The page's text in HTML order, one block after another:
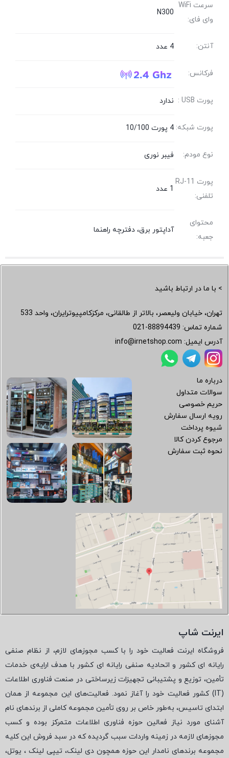
سرعت WiFi
وای فای:
N300
آنتن: 4 عدد
فرکانس:
پورت USB : ندارد
پورت شبکه: 4 پورت 10/100
نوع مودم: فیبر نوری
پورت RJ-11
تلفنی:
1 عدد
محتوای
جعبه:
آداپتور برق، دفترچه راهنما
> با ما در ارتباط باشید
تهران، خیابان ولیعصر، بالاتر از طالقانی، مرکزکامپیوترایران، واحد 533
شماره تماس: 021-88894439
آدرس ایمیل: info@irnetshop.com
درباره ما
سوالات متداول
حریم خصوصی
رویه ارسال سفارش
شیوه پرداخت
مرجوع کردن کالا
نحوه ثبت سفارش
ایرنت شاپ
فروشگاه ایرنت فعالیت خود را با کسب مجوزهای لازم، از نظام صنفی
رایانه ای کشور و اتحادیه صنفی رایانه ای کشور با هدف ارایه‌ی خدمات
تأمین، توزیع و پشتیبانی تجهیزات زیرساختی در صنعت فناوری اطلاعات
(
IT) کشور فعالیت خود را آغاز نمود. فعالیت‌های این مجموعه از همان
ابتدای تاسیس، به‌طور خاص بر روی تأمین مجموعه کاملی از برندهای نام
آشنای مورد نیاز فعالین حوزه فناوری اطلاعات متمرکز بوده و کسب
مجوزهای لازمه در زمینه واردات سبب گردیده که در سبد فروش این کلیه
مجموعه برندهای نامدار این حوزه همچون دی لینک، تیپی لینک ، یوتل،